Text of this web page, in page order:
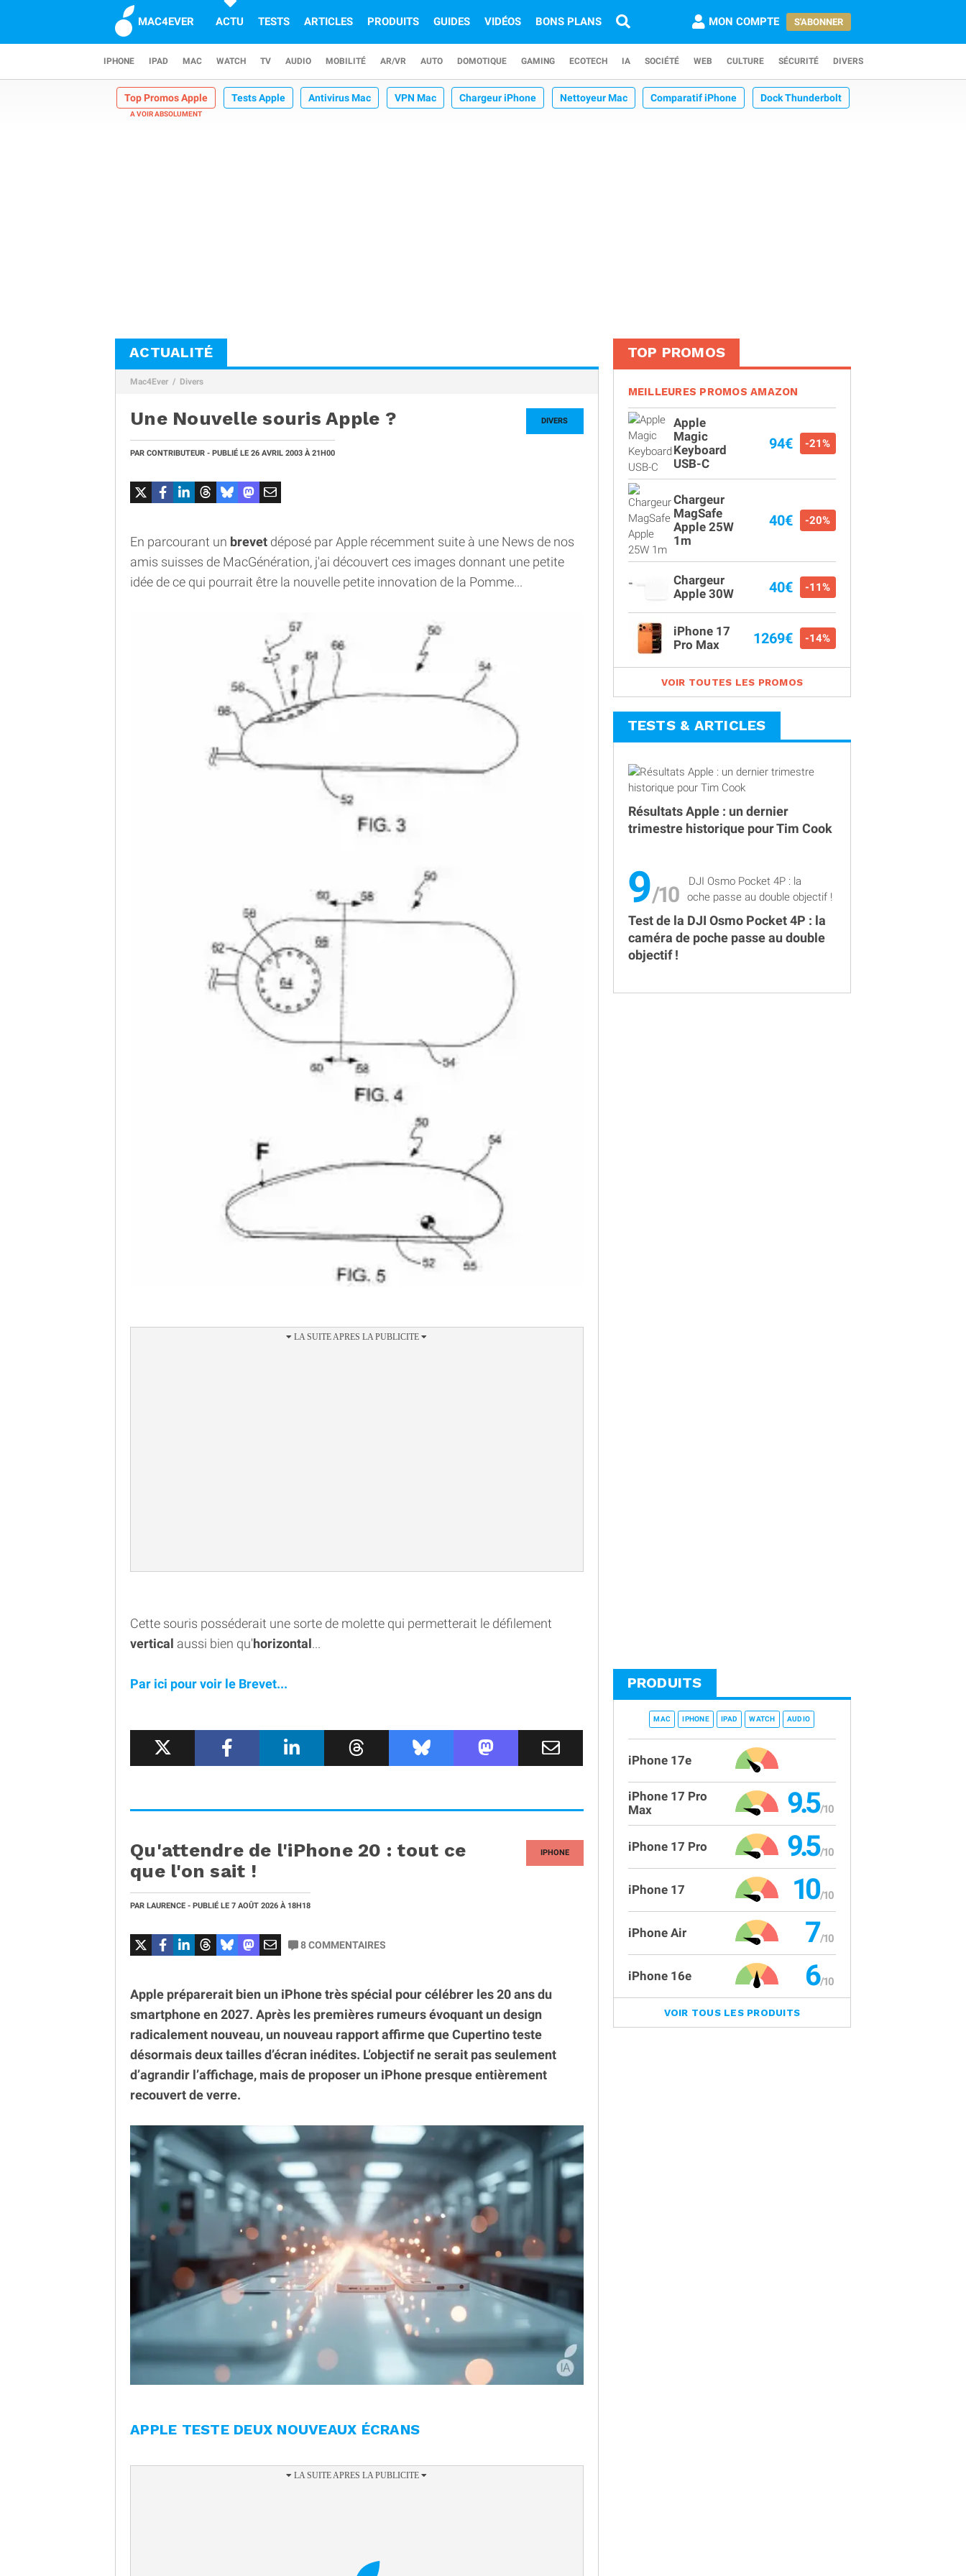
MAC4EVER ACTU TESTS ARTICLES PRODUITS GUIDES VIDÉOS BONS PLANS MON COMPTE S'ABONNER
IPHONE IPAD MAC WATCH TV AUDIO MOBILITÉ AR/VR AUTO DOMOTIQUE GAMING ECOTECH IA SOCIÉTÉ WEB CULTURE SÉCURITÉ DIVERS
Top Promos Apple Tests Apple Antivirus Mac VPN Mac Chargeur iPhone Nettoyeur Mac Comparatif iPhone Dock Thunderbolt
ACTUALITÉ
Mac4Ever Divers
DIVERS
Une Nouvelle souris Apple ?
PAR CONTRIBUTEUR - PUBLIÉ LE 26 AVRIL 2003 À 21H00
En parcourant un brevet déposé par Apple récemment suite à une News de nos
amis suisses de MacGénération, j'ai découvert ces images donnant une petite
idée de ce qui pourrait être la nouvelle petite innovation de la Pomme...
Cette souris posséderait une sorte de molette qui permetterait le défilement
vertical aussi bien qu'horizontal...
Par ici pour voir le Brevet...
IPHONE
Qu'attendre de l'iPhone 20 : tout ce
que l'on sait !
PAR LAURENCE - PUBLIÉ LE 7 AOÛT 2026 À 18H18
8COMMENTAIRES
Apple préparerait bien un iPhone très spécial pour célébrer les 20 ans du
smartphone en 2027. Après les premières rumeurs évoquant un design
radicalement nouveau, un nouveau rapport affirme que Cupertino teste
désormais deux tailles d’écran inédites. L’objectif ne serait pas seulement
d’agrandir l’affichage, mais de proposer un iPhone presque entièrement
recouvert de verre.
APPLE TESTE DEUX NOUVEAUX ÉCRANS
TOP PROMOS
MEILLEURES PROMOS AMAZON
Apple
Magic
Keyboard
USB-C
94€ -21%
Chargeur
MagSafe
Apple 25W
1m
40€ -20%
Chargeur
Apple 30W
40€ -11%
iPhone 17
Pro Max
1269€ -14%
VOIR TOUTES LES PROMOS
TESTS & ARTICLES
Résultats Apple : un dernier
trimestre historique pour Tim Cook
9
Test de la DJI Osmo Pocket 4P : la
caméra de poche passe au double
objectif !
PRODUITS
MAC IPHONE IPAD WATCH AUDIO
iPhone 17e
iPhone 17 Pro
Max
9.5
iPhone 17 Pro 9.5
iPhone 17 10
iPhone Air 7
iPhone 16e 6
VOIR TOUS LES PRODUITS